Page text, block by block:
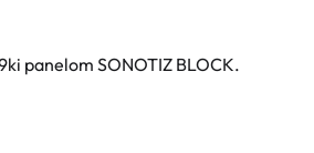
panelom SONOTIZ BLOCK.